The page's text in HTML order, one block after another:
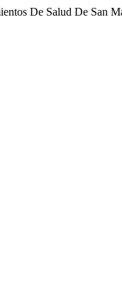
De Salud De San